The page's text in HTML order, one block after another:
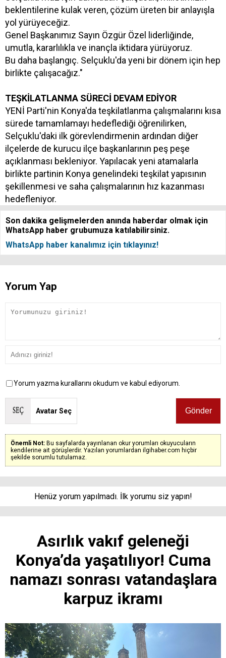
beklentilerine kulak veren, çözüm üreten bir anlayışla
yol yürüyeceğiz.
Genel Başkanımız Sayın Özgür Özel liderliğinde,
umutla, kararlılıkla ve inançla iktidara yürüyoruz.
Bu daha başlangıç. Selçuklu'da yeni bir dönem için hep
birlikte çalışacağız."
TEŞKİLATLANMA SÜRECİ DEVAM EDİYOR
YENİ Parti'nin Konya'da teşkilatlanma çalışmalarını kısa
sürede tamamlamayı hedeflediği öğrenilirken,
Selçuklu'daki ilk görevlendirmenin ardından diğer
ilçelerde de kurucu ilçe başkanlarının peş peşe
açıklanması bekleniyor. Yapılacak yeni atamalarla
birlikte partinin Konya genelindeki teşkilat yapısının
şekillenmesi ve saha çalışmalarının hız kazanması
hedefleniyor.
Son dakika gelişmelerden anında haberdar olmak için
WhatsApp haber grubumuza katılabilirsiniz.
WhatsApp haber kanalımız için tıklayınız!
Yorum Yap
Yorum yazma kurallarını okudum ve kabul ediyorum.
Avatar Seç
Önemli Not: Bu sayfalarda yayınlanan okur yorumları okuyucuların
kendilerine ait görüşlerdir. Yazılan yorumlardan ilgihaber.com hiçbir
şekilde sorumlu tutulamaz.
Henüz yorum yapılmadı. İlk yorumu siz yapın!
Asırlık vakıf geleneği
Konya’da yaşatılıyor! Cuma
namazı sonrası vatandaşlara
karpuz ikramı